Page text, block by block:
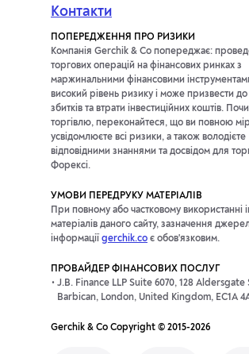
Контакти
ПОПЕРЕДЖЕННЯ ПРО РИЗИКИ
Компанія Gerchik & Co попереджає:
торгових операцій на фінансових ринках з
маржинальними фінансовими
високий рівень ризику і може призвести
збитків та втрати інвестиційних коштів.
торгівлю, переконайтеся, що ви повною
усвідомлюєте всі ризики, а також володієте
відповідними знаннями та досвідом для
Форексі.
УМОВИ ПЕРЕДРУКУ МАТЕРІАЛІВ
При повному або частковому використанні
матеріалів даного сайту, зазначення
інформації gerchik.co є обов'язковим.
ПРОВАЙДЕР ФІНАНСОВИХ ПОСЛУГ
J.B. Finance LLP Suite 6070, 128
Barbican, London, United Kingdom, EC1A
Gerchik & Co Copyright © 2015-2026